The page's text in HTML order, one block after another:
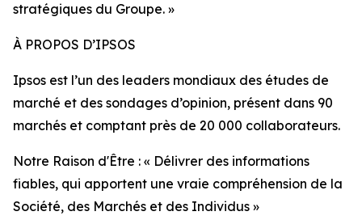
stratégiques du Groupe. »
À PROPOS D’IPSOS
Ipsos est l’un des leaders mondiaux des études de
marché et des sondages d’opinion, présent dans 90
marchés et comptant près de 20 000 collaborateurs.
Notre Raison d'Être : « Délivrer des informations
fiables, qui apportent une vraie compréhension de la
Société, des Marchés et des Individus »